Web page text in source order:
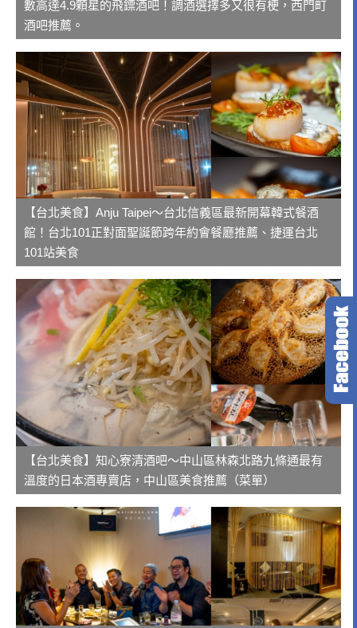
數高達4.9顆星的飛鏢酒吧！調酒選擇多又很有梗，西門町
酒吧推薦。
【台北美食】Anju Taipei～台北信義區最新開幕韓式餐酒
館！台北101正對面聖誕節跨年約會餐廳推薦、捷運台北
101站美食
【台北美食】知心寮清酒吧～中山區林森北路九條通最有
溫度的日本酒專賣店，中山區美食推薦（菜單）